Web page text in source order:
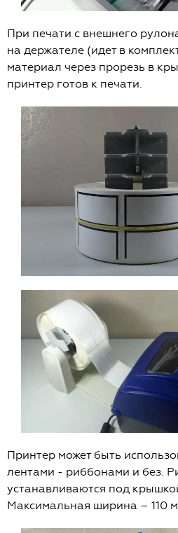
При печати с внешнего
на держателе (идет в
материал через прорезь в
принтер готов к печати.
Принтер может быть
лентами - риббонами и без.
устанавливаются под
Максимальная ширина – 110